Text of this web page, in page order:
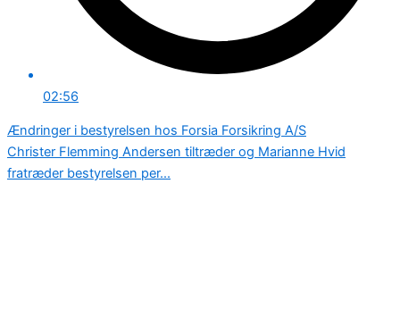
02:56
Ændringer i bestyrelsen hos Forsia Forsikring A/S
Christer Flemming Andersen tiltræder og Marianne Hvid
fratræder bestyrelsen per...